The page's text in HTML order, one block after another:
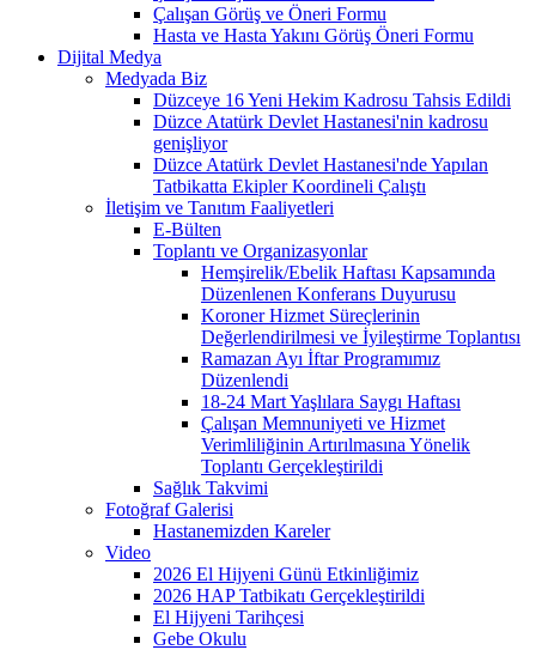
Çalışan Görüş ve Öneri Formu
Hasta ve Hasta Yakını Görüş Öneri Formu
Dijital Medya
Medyada Biz
Düzceye 16 Yeni Hekim Kadrosu Tahsis Edildi
Düzce Atatürk Devlet Hastanesi'nin kadrosu
genişliyor
Düzce Atatürk Devlet Hastanesi'nde Yapılan
Tatbikatta Ekipler Koordineli Çalıştı
İletişim ve Tanıtım Faaliyetleri
E-Bülten
Toplantı ve Organizasyonlar
Hemşirelik/Ebelik Haftası Kapsamında
Düzenlenen Konferans Duyurusu
Koroner Hizmet Süreçlerinin
Değerlendirilmesi ve İyileştirme Toplantısı
Ramazan Ayı İftar Programımız
Düzenlendi
18-24 Mart Yaşlılara Saygı Haftası
Çalışan Memnuniyeti ve Hizmet
Verimliliğinin Artırılmasına Yönelik
Toplantı Gerçekleştirildi
Sağlık Takvimi
Fotoğraf Galerisi
Hastanemizden Kareler
Video
2026 El Hijyeni Günü Etkinliğimiz
2026 HAP Tatbikatı Gerçekleştirildi
El Hijyeni Tarihçesi
Gebe Okulu